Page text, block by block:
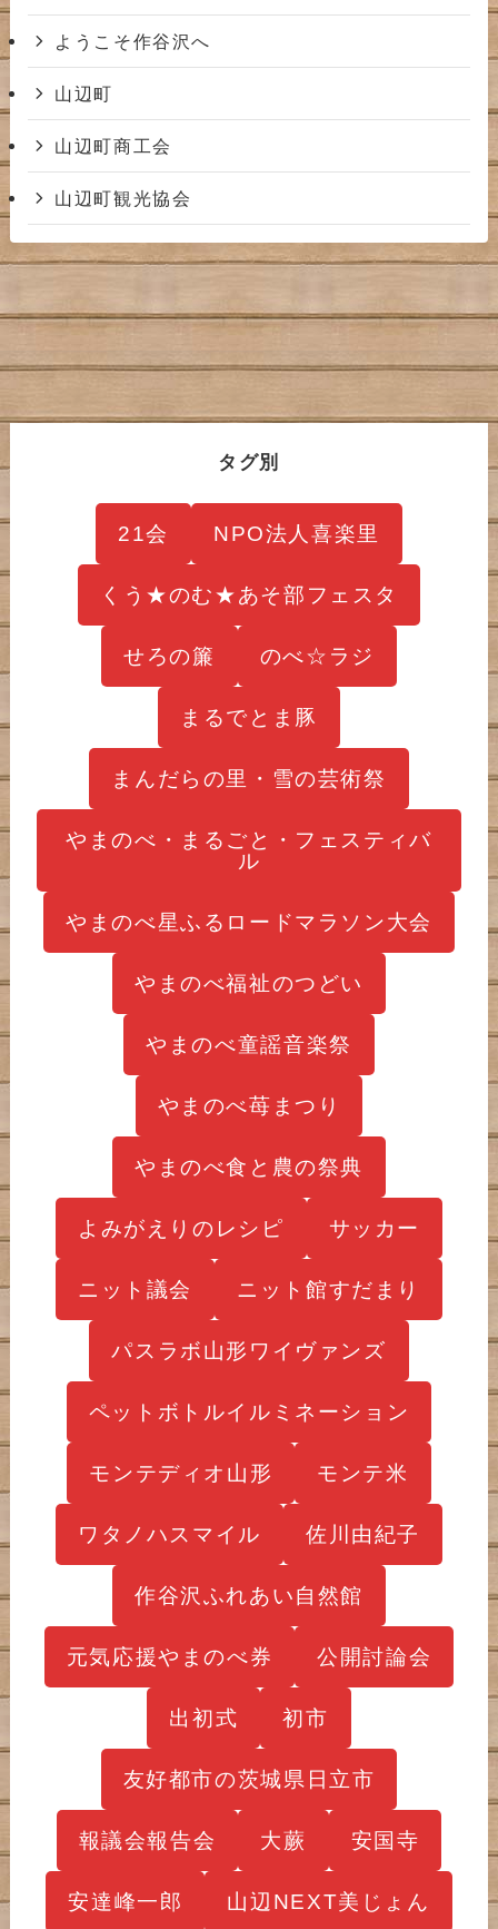
ようこそ作谷沢へ
山辺町
山辺町商工会
山辺町観光協会
タグ別
21会 NPO法人喜楽里
くう★のむ★あそ部フェスタ
せろの簾 のべ☆ラジ
まるでとま豚
まんだらの里・雪の芸術祭
やまのべ・まるごと・フェスティバ
ル
やまのべ星ふるロードマラソン大会
やまのべ福祉のつどい
やまのべ童謡音楽祭
やまのべ苺まつり
やまのべ食と農の祭典
よみがえりのレシピ サッカー
ニット議会 ニット館すだまり
パスラボ山形ワイヴァンズ
ペットボトルイルミネーション
モンテディオ山形 モンテ米
ワタノハスマイル 佐川由紀子
作谷沢ふれあい自然館
元気応援やまのべ券 公開討論会
出初式 初市
友好都市の茨城県日立市
報議会報告会 大蕨 安国寺
安達峰一郎 山辺NEXT美じょん